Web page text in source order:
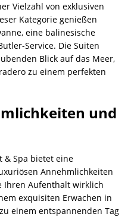
Vielzahl von exklusiven
Kategorie genießen
eine balinesische
Service. Die Suiten
Blick auf das Meer,
zu einem perfekten
und
& Spa bietet eine
Annehmlichkeiten
Ihren Aufenthalt wirklich
exquisiten Erwachen in
einem entspannenden Tag